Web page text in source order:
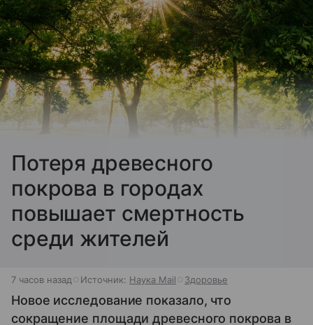
Потеря древесного
покрова в городах
повышает смертность
среди жителей
7 часов назад Источник: Наука Mail Здоровье
Новое исследование показало, что
сокращение площади древесного покрова в